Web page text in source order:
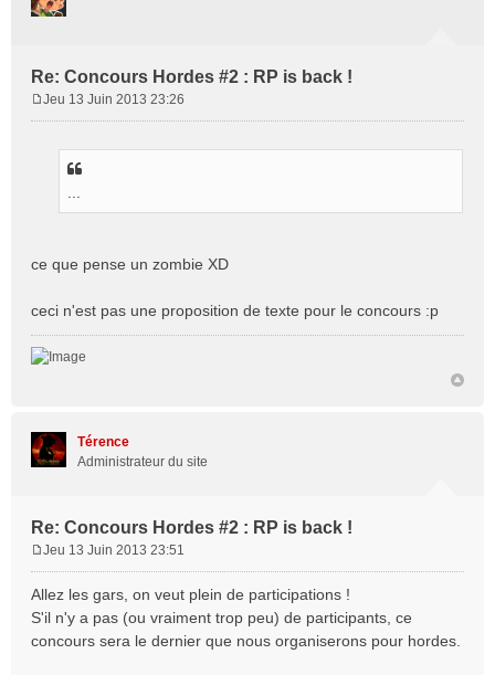
Re: Concours Hordes #2 : RP is back !
Jeu 13 Juin 2013 23:26
ce que pense un zombie XD
ceci n'est pas une proposition de texte pour le concours :p
Térence
Administrateur du site
Re: Concours Hordes #2 : RP is back !
s
s
a
Jeu 13 Juin 2013 23:51
Allez les gars, on veut plein de participations !
S'il n'y a pas (ou vraiment trop peu) de participants, ce
concours sera le dernier que nous organiserons pour hordes.